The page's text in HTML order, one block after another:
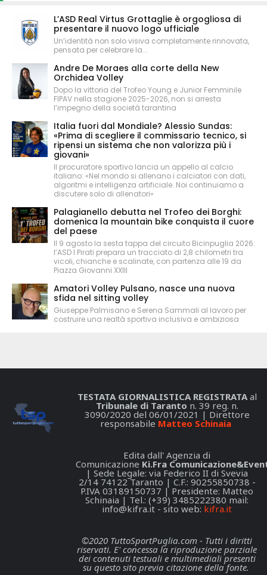
L’ASD Real Virtus Grottaglie è orgogliosa di
presentare il nuovo logo ufficiale
Un’identità non solo visiva completamente rinnovata,
pensata per celebrare la...
Andre De Moraes alla corte della New
Orchidea Volley
Dopo la vittoria del Trofeo Young e Junior Femminile
FIPAV nella stagione 2025-2026, non si arresta
l’impegno della società tarantina
Italia fuori dal Mondiale? Alessio Sundas:
«Prima di scegliere il commissario tecnico, si
ripensi un sistema che non valorizza più i
giovani»
Il procuratore sportivo lancia un appello al calcio
italiano: «Nel mondo si allenano i calciatori con dati,
algoritmi e intelligenza artificiale. Noi continuiamo a
discutere solo di allenatori»
Palagianello debutta nel Trofeo dei Borghi:
domenica la mountain bike conquista il cuore
del paese
Il 9 agosto la sesta tappa del circuito Bicinpuglia 2026:
l’ASD I Pirati prepara un tracciato di 2,8 chilometri tra
vicoli, chianche e scalinate, con partenza alle 19 da
Piazza Giovanni XXIII
Amatori Volley Pulsano, nasce una nuova
sfida nel sitting volley
Giuseppe Palmisano e Serena Sammali al lavoro per
costruire una realtà sportiva inclusiva e ambiziosa
TESTATA GIORNALISTICA REGISTRATAal
Tribunale di Taranto n. 39 reg. n.
3090/2020 del 06/01/2021 | Direttore
responsabile Matteo Schinaia
Edita dall' Agenzia di
Comunicazione Ki.Fra
| Sede Legale: via Federico II di Svevia
2/14 74122 Taranto | C.F.: 90255850738 -
P.IVA 03189150737 | Presidente: Matteo
Schinaia | Tel.: (+39) 3485222380 mail:
info@kifra.it - sito web: kifra.it
©2020 TuttoSportPuglia.com - Tutti i diritti
riservati. E' concessa la riproduzione parziale
dei contenuti testuali e multimediali presenti
su questo sito previa citazione della fonte.